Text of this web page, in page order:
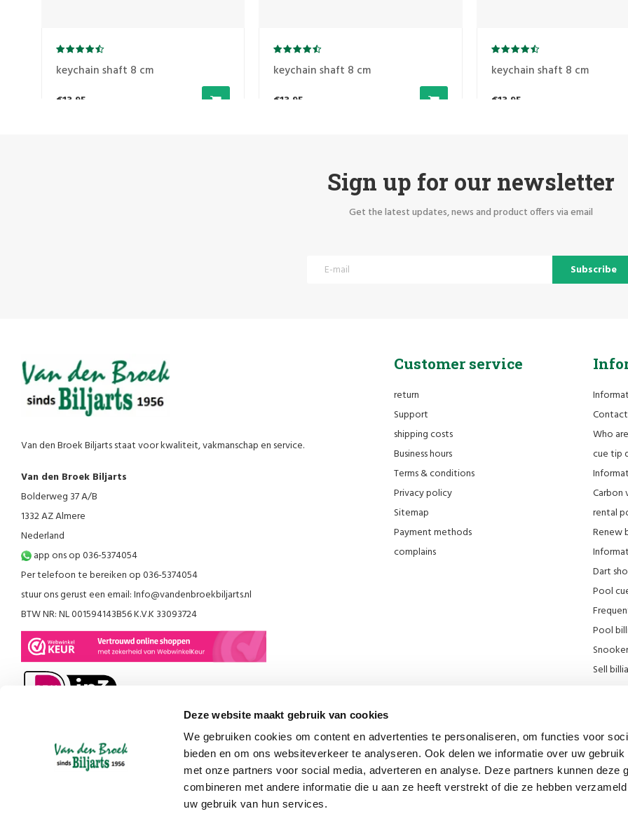
Deze website maakt gebruik van cookies
We gebruiken cookies om content en advertenties te personaliseren, om functies voor
bieden en om ons websiteverkeer te analyseren. Ook delen we informatie over uw
met onze partners voor social media, adverteren en analyse. Deze partners kunnen deze
combineren met andere informatie die u aan ze heeft verstrekt of die ze hebben
uw gebruik van hun services.
keychain shaft 8 cm
€13,95
keychain shaft 8 cm
€13,95
keychain shaft 8 cm
€13,95
Sign up for our newsletter
Get the latest updates, news and product offers via email
Subscribe
Van den Broek Biljarts staat voor kwaliteit, vakmanschap en service.
Van den Broek Biljarts
Bolderweg 37 A/B
1332 AZ Almere
Nederland
app ons op 036-5374054
Per telefoon te bereiken op 036-5374054
stuur ons gerust een email:Info@vandenbroekbiljarts.nl
BTW NR: NL 001594143B56 K.V.K 33093724
Customer service
return
Support
shipping costs
Business hours
Terms & conditions
Privacy policy
Sitemap
Payment methods
complains
Who
cue tip
Carbon
rental
Renew
Dart
Pool
Pool
Sell
Blog
div links